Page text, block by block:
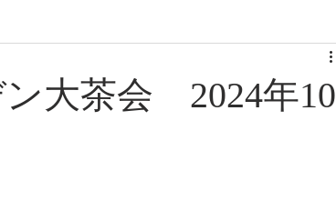
EVENTS CLASS
大茶会 2024年10